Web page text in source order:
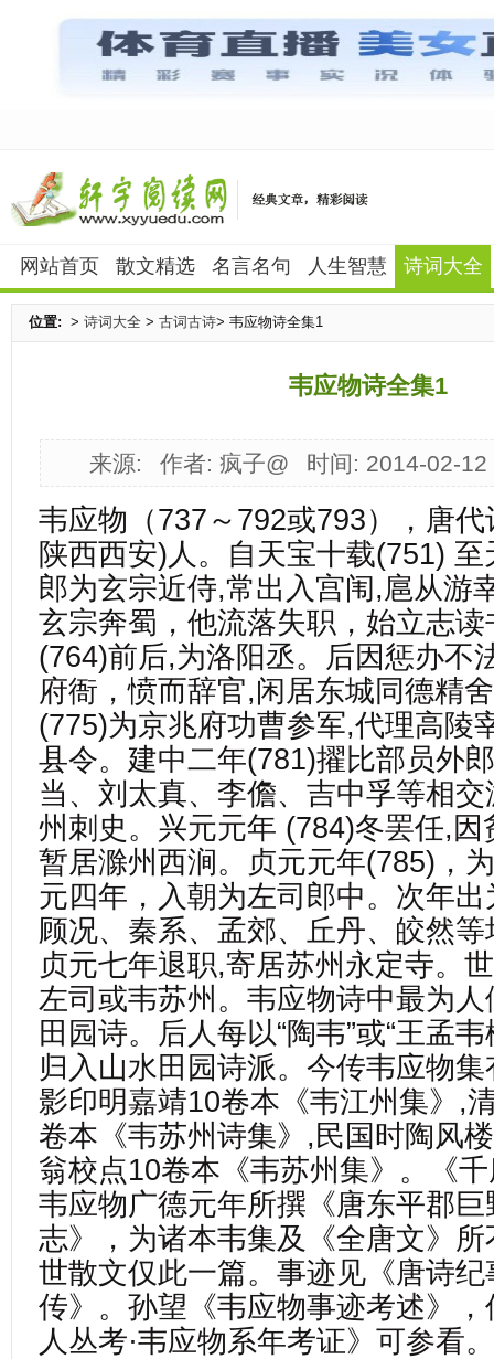
网站首页 散文精选 名言名句 人生智慧 诗词大全
位置: > 诗词大全 > 古词古诗> 韦应物诗全集1
韦应物诗全集1
来源: 作者: 疯子@ 时间: 2014-02-12
韦应物（737～792或793），唐
陕西西安)人。自天宝十载(751)
郎为玄宗近侍,常出入宫闱,扈从游
玄宗奔蜀，他流落失职，始立志
(764)前后,为洛阳丞。后因惩办不
府衙，愤而辞官,闲居东城同德精
(775)为京兆府功曹参军,代理高陵
县令。建中二年(781)擢比部员外
当、刘太真、李儋、吉中孚等相
州刺史。兴元元年 (784)冬罢任,因
暂居滁州西涧。贞元元年(785)，
元四年，入朝为左司郎中。次年
顾况、秦系、孟郊、丘丹、皎然
贞元七年退职,寄居苏州永定寺。
左司或韦苏州。韦应物诗中最为
田园诗。后人每以“陶韦”或“王孟
归入山水田园诗派。今传韦应物
影印明嘉靖10卷本《韦江州集》,
卷本《韦苏州诗集》,民国时陶风
翁校点10卷本《韦苏州集》。《
韦应物广德元年所撰《唐东平郡
志》，为诸本韦集及《全唐文》
世散文仅此一篇。事迹见《唐诗
传》。孙望《韦应物事迹考述》
人丛考·韦应物系年考证》